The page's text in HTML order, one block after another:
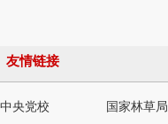
友情链接
中央党校 国家林草局